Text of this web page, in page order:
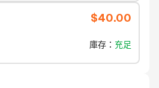
$40.00
庫存 ： 充足